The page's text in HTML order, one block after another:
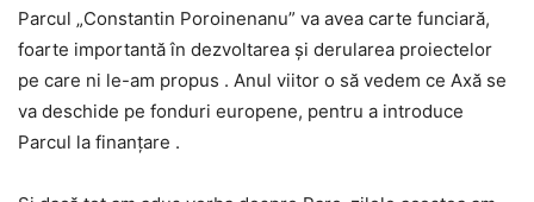
Parcul „Constantin Poroinenanu” va avea carte funciară,
foarte importantă în dezvoltarea şi derularea proiectelor
pe care ni le-am propus . Anul viitor o să vedem ce Axă se
va deschide pe fonduri europene, pentru a introduce
Parcul la finanţare .